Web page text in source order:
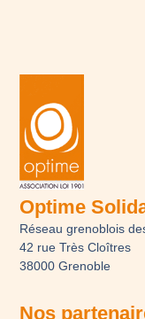
Optime
Réseau grenoblois
42 rue Très Cloîtres
38000 Grenoble
Nos